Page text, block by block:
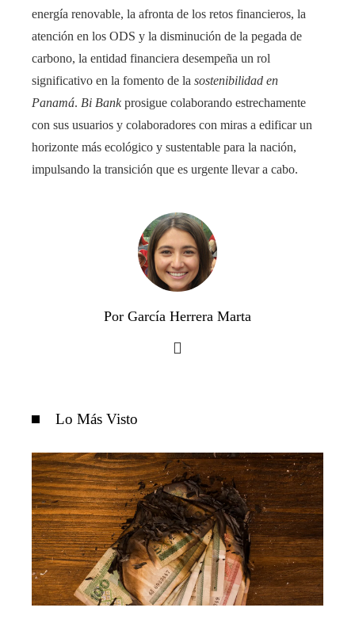
energía renovable, la afronta de los retos financieros, la
atención en los ODS y la disminución de la pegada de
carbono, la entidad financiera desempeña un rol
significativo en la fomento de la sostenibilidad en
Panamá. Bi Bankprosigue colaborando estrechamente
con sus usuarios y colaboradores con miras a edificar un
horizonte más ecológico y sustentable para la nación,
impulsando la transición que es urgente llevar a cabo.
Por García Herrera Marta
Lo Más Visto